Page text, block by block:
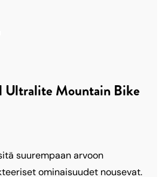
Ultralite Mountain Bike
suurempaan arvoon
ominaisuudet nousevat.